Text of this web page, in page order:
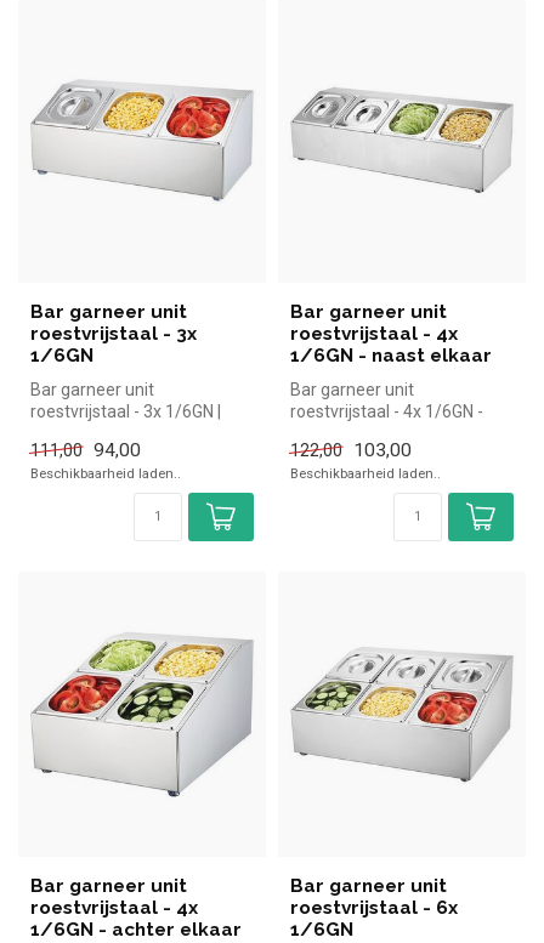
Bar garneer unit
roestvrijstaal - 3x
1/6GN
Bar garneer unit
roestvrijstaal - 3x 1/6GN |
de hor...
111,00 94,00
Beschikbaarheid laden..
Bar garneer unit
roestvrijstaal - 4x
1/6GN - naast elkaar
Bar garneer unit
roestvrijstaal - 4x 1/6GN -
kopen...
122,00 103,00
Beschikbaarheid laden..
Bar garneer unit
roestvrijstaal - 4x
1/6GN - achter elkaar
Bar garneer unit
roestvrijstaal - 6x
1/6GN